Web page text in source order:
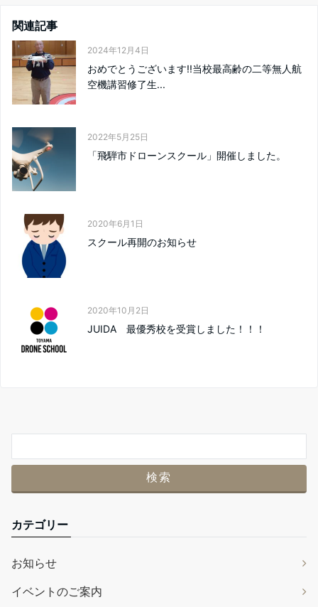
関連記事
2024年12月4日
おめでとうございます!!当校最高齢の二等無人航
空機講習修了生...
2022年5月25日
「飛騨市ドローンスクール」開催しました。
2020年6月1日
スクール再開のお知らせ
2020年10月2日
JUIDA 最優秀校を受賞しました！！！
カテゴリー
お知らせ
イベントのご案内